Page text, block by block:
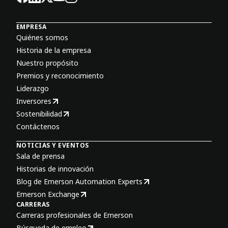
EMPRESA
Quiénes somos
Historia de la empresa
Nuestro propósito
Premios y reconocimiento
Liderazgo
Inversores
Sostenibilidad
Contáctenos
NOTICIAS Y EVENTOS
Sala de prensa
Historias de innovación
Blog de Emerson Automation Experts
Emerson Exchange
CARRERAS
Carreras profesionales de Emerson